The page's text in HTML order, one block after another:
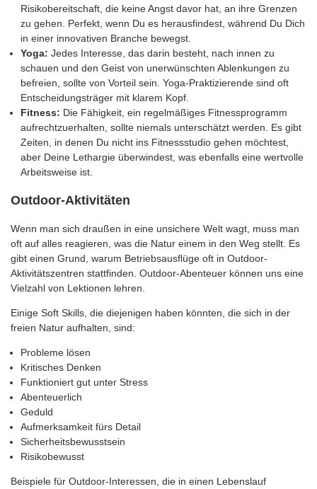
Risikobereitschaft, die keine Angst davor hat, an ihre Grenzen
zu gehen. Perfekt, wenn Du es herausfindest, während Du Dich
in einer innovativen Branche bewegst.
Yoga: Jedes Interesse, das darin besteht, nach innen zu
schauen und den Geist von unerwünschten Ablenkungen zu
befreien, sollte von Vorteil sein. Yoga-Praktizierende sind oft
Entscheidungsträger mit klarem Kopf.
Fitness: Die Fähigkeit, ein regelmäßiges Fitnessprogramm
aufrechtzuerhalten, sollte niemals unterschätzt werden. Es gibt
Zeiten, in denen Du nicht ins Fitnessstudio gehen möchtest,
aber Deine Lethargie überwindest, was ebenfalls eine wertvolle
Arbeitsweise ist.
Outdoor-Aktivitäten
Wenn man sich draußen in eine unsichere Welt wagt, muss man
oft auf alles reagieren, was die Natur einem in den Weg stellt. Es
gibt einen Grund, warum Betriebsausflüge oft in Outdoor-
Aktivitätszentren stattfinden. Outdoor-Abenteuer können uns eine
Vielzahl von Lektionen lehren.
Einige Soft Skills, die diejenigen haben könnten, die sich in der
freien Natur aufhalten, sind:
Probleme lösen
Kritisches Denken
Funktioniert gut unter Stress
Abenteuerlich
Geduld
Aufmerksamkeit fürs Detail
Sicherheitsbewusstsein
Risikobewusst
Beispiele für Outdoor-Interessen, die in einen Lebenslauf